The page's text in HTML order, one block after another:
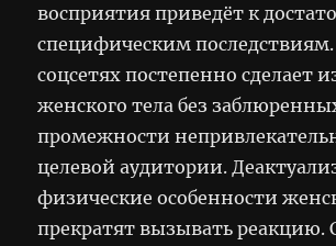
восприятия приведёт к
специфическим
соцсетях постепенно сделает
женского тела без
промежности
целевой аудитории.
физические особенности
прекратят вызывать реакцию.